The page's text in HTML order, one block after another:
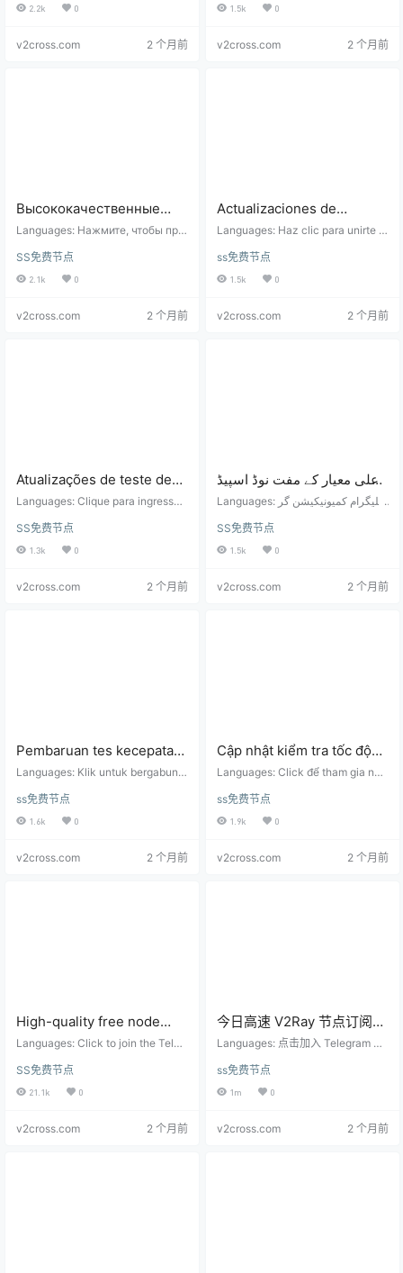
누군가가 실시간으로 각 노드의 속도를
2.2k 0
v2cross.com 2 个月前
co 6 godzin)
czas…
1.5k 0
v2cross.com 2 个月前
Высококачественные
бесплатные обновления
каждый день
(обновляется каждые 6
Languages: Нажмите, чтобы при
Telegram: https://t.me/shadowroc
ket_android Бесплатный узел и а
ме реального времени к…
SS免费节点
2.1k 0
v2cross.com 2 个月前
Actualizaciones de
pruebas de velocidad de
calidad todos los días
(actualizadas cada 6 horas)
Languages: Haz clic para unirte al
am: https://t.me/shadowrocket_an
droid Nodo gratuito y dirección de
ss免费节点
1.5k 0
v2cross.com 2 个月前
Atualizações de teste de
velocidade de nó gratuitas
dias (atualizadas a cada 6
horas)
Languages: Clique para ingressar
gram: https://t.me/shadowrocket_
android Nó gratuito e endereço de
m tem…
SS免费节点
1.3k 0
v2cross.com 2 个月前
اعلی معیار کے مفت نوڈ اسپیڈ
ٹیسٹ کی تازہ کاری ہر روز
ہے)
Languages: ٹیلیگرام کمیونیکیشن گر
https://t.me/shadowrocket_androi
d مفت نوڈ اور رکنیت کا پتہ: اعلی معیا
SS免费节点
1.5k 0
v2cross.com 2 个月前
Pembaruan tes kecepatan
node gratis berkualitas
(diperbarui setiap 6 jam)
Languages: Klik untuk bergabung
m: https://t.me/shadowrocket_and
roid Node gratis dan alamat berlan
me se…
ss免费节点
1.6k 0
v2cross.com 2 个月前
Cập nhật kiểm tra tốc độ
nút miễn phí chất lượng
giờ một lần)
Languages: Click để tham gia nhó
hadowrocket_android Địa chỉ nút
và đăng ký miễn phí: Các nút chất
g…
ss免费节点
1.9k 0
v2cross.com 2 个月前
High-quality free node
speed test updates
Languages: Click to join the Teleg
ket_android Free nodes and subsc
ription addresses: High-quality no
T…
SS免费节点
21.1k 0
v2cross.com 2 个月前
今日高速 V2Ray 节点订阅链
接 2026（每 6 小时更新）
Languages: 点击加入 Telegram 电
e/shadowrocket_android 免费节点
及订阅地址： 优质节点每天实时测
前建议先在客户端完成延迟、协议
ss免费节点
1m 0
v2cross.com 2 个月前